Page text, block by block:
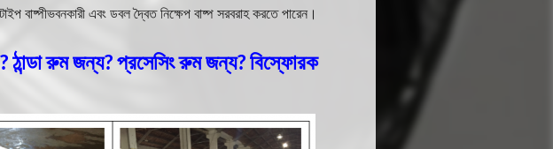
বাষ্পীভবনকারী এবং ডবল দ্বৈত নিক্ষেপ বাষ্প সরবরাহ করতে পারেন।
ঠান্ডা রুম জন্য? প্রসেসিং রুম জন্য? বিস্ফোরক